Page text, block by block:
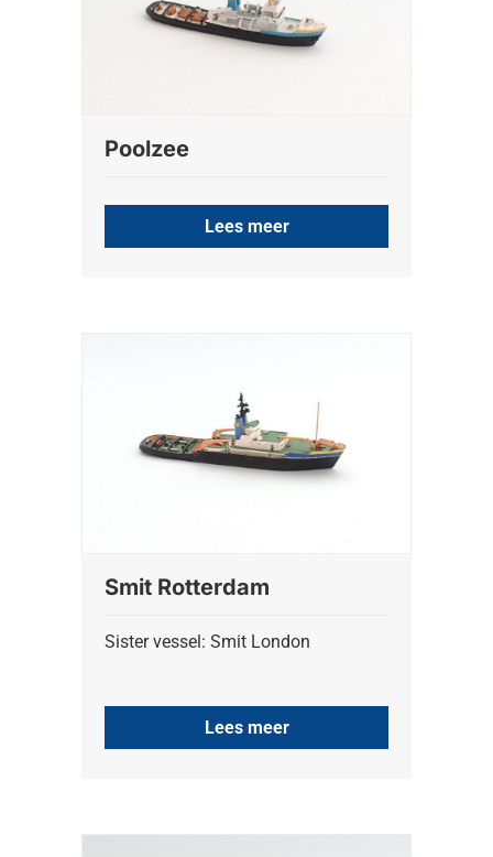
Poolzee
Lees meer
Smit Rotterdam
Sister vessel: Smit London
Lees meer